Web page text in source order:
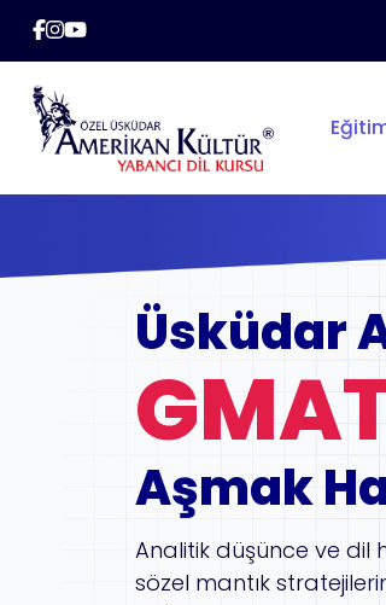
Üsküdar
Aşmak
Analitik düşünce ve dil
sözel mantık